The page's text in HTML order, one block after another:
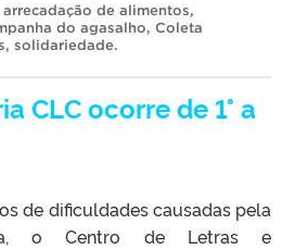
arrecadação de alimentos,
do agasalho, Coleta
, solidariedade.
CLC ocorre de 1° a
de dificuldades causadas pela
o Centro de Letras e